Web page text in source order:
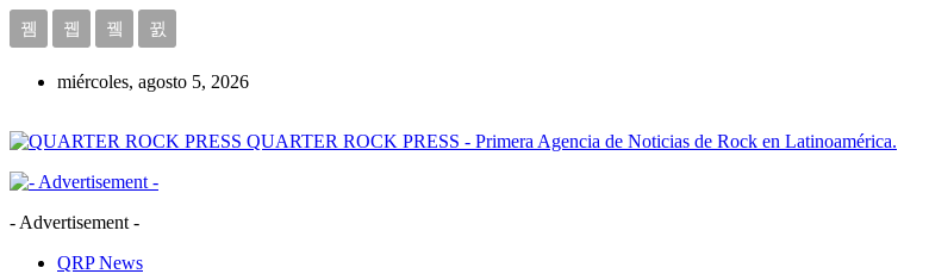
miércoles, agosto 5, 2026
QUARTER ROCK PRESS - Primera Agencia de Noticias de Rock en Latinoamérica.
- Advertisement -
QRP News